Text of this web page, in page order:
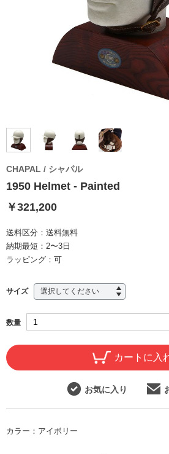
CHAPAL / シャパル
1950 Helmet - Painted
￥321,200
送料区分： 送料無料
納期最短： 2〜3日
ラッピング： 可
サイズ
数量
カートに入
お気に入り
カラー： アイボリー